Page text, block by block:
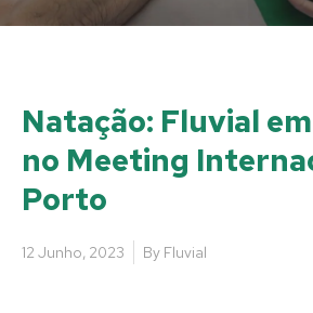
Natação: Fluvial
no Meeting
Porto
12 Junho, 2023 By Fluvial